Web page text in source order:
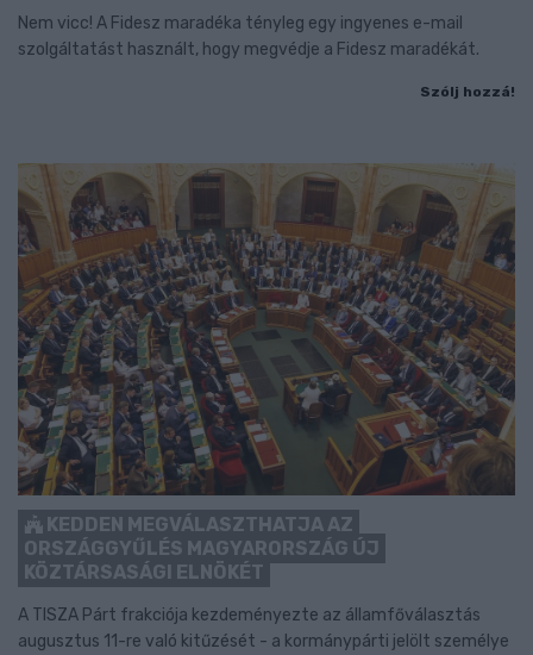
Nem vicc! A Fidesz maradéka tényleg egy ingyenes e-mail
szolgáltatást használt, hogy megvédje a Fidesz maradékát.
Szólj hozzá!
KEDDEN MEGVÁLASZTHATJA AZ
ORSZÁGGYŰLÉS MAGYARORSZÁG ÚJ
KÖZTÁRSASÁGI ELNÖKÉT
A TISZA Párt frakciója kezdeményezte az államfőválasztás
augusztus 11-re való kitűzését - a kormánypárti jelölt személye